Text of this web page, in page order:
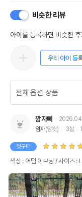
비슷한 리뷰
아이를 등록하면 비슷한
우리 아이 등
깜자삐
임자(암컷) 3살
첫구매
색상 : 어텀 이브닝 / 사이즈